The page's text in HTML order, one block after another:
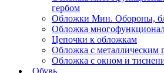
гербом
Обложки Мин. Обороны,
Обложка
Цепочки к обложкам
Обложка с металлическим
Обложка с окном и
Обувь